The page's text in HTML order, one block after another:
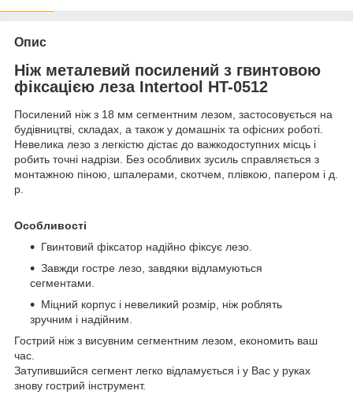
Опис
Ніж металевий посилений з гвинтовою
фіксацією леза Intertool HT-0512
Посилений ніж з 18 мм сегментним лезом, застосовується на
будівництві, складах, а також у домашніх та офісних роботі.
Невелика лезо з легкістю дістає до важкодоступних місць і
робить точні надрізи. Без особливих зусиль справляється з
монтажною піною, шпалерами, скотчем, плівкою, папером і д.
р.
Особливості
Гвинтовий фіксатор надійно фіксує лезо.
Завжди гостре лезо, завдяки відламуються
сегментами.
Міцний корпус і невеликий розмір, ніж роблять
зручним і надійним.
Гострий ніж з висувним сегментним лезом, економить ваш
час.
Затупившийся сегмент легко відламується і у Вас у руках
знову гострий інструмент.